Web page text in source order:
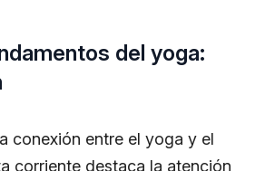
del yoga:
conexión entre el yoga y el
corriente destaca la atención